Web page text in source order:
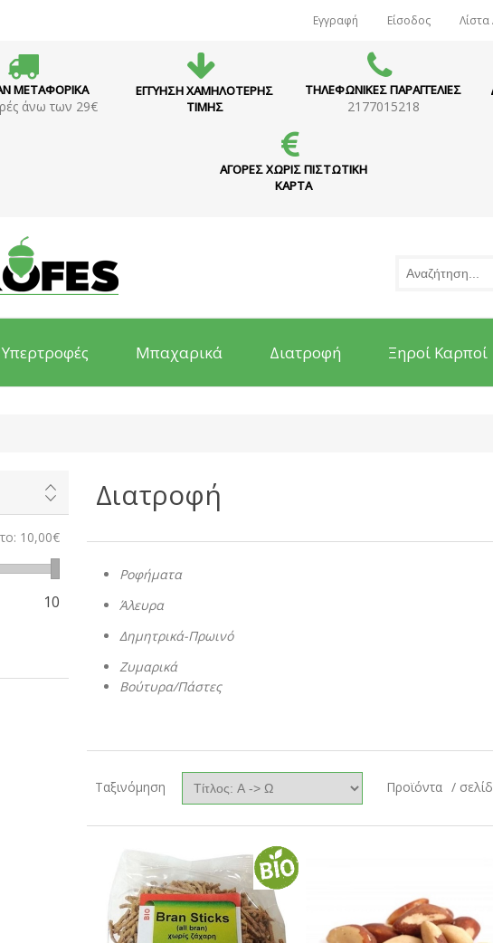
Εγγραφή Είσοδος
ΜΕΤΑΦΟΡΙΚΑ
άνω των 29€
ΕΓΓΥΗΣΗ ΧΑΜΗΛΟΤΕΡΗΣ
ΤΙΜΗΣ
ΤΗΛΕΦΩΝΙΚΕΣ ΠΑΡΑΓΓΕΛΙΕΣ
2177015218
ΑΓΟΡΕΣ ΧΩΡΙΣ ΠΙΣΤΩΤΙΚΗ
ΚΑΡΤΑ
Υπερτροφές Μπαχαρικά Διατροφή Ξηροί Καρποί
10,00€
10
Διατροφή
Ροφήματα
Άλευρα
Δημητρικά-Πρωινό
Ζυμαρικά
Βούτυρα/Πάστες
Ταξινόμηση Προϊόντα /